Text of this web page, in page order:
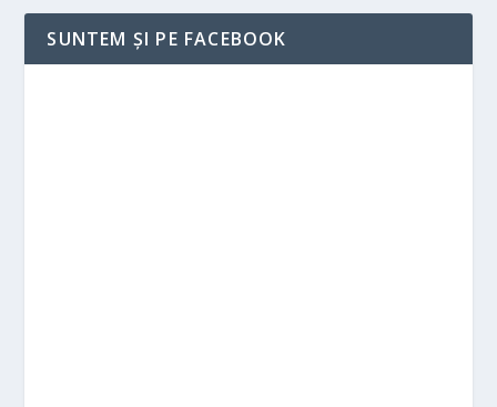
SUNTEM ȘI PE FACEBOOK